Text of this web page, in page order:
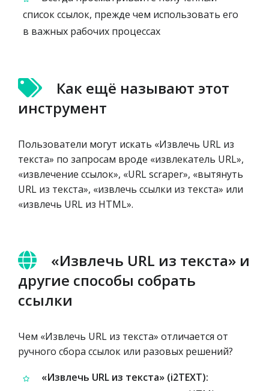
список ссылок, прежде чем использовать его
в важных рабочих процессах
Как ещё называют этот
инструмент
Пользователи могут искать «Извлечь URL из
текста» по запросам вроде «извлекатель URL»,
«извлечение ссылок», «URL scraper», «вытянуть
URL из текста», «извлечь ссылки из текста» или
«извлечь URL из HTML».
«Извлечь URL из текста» и
другие способы собрать
ссылки
Чем «Извлечь URL из текста» отличается от
ручного сбора ссылок или разовых решений?
«Извлечь URL из текста» (i2TEXT):